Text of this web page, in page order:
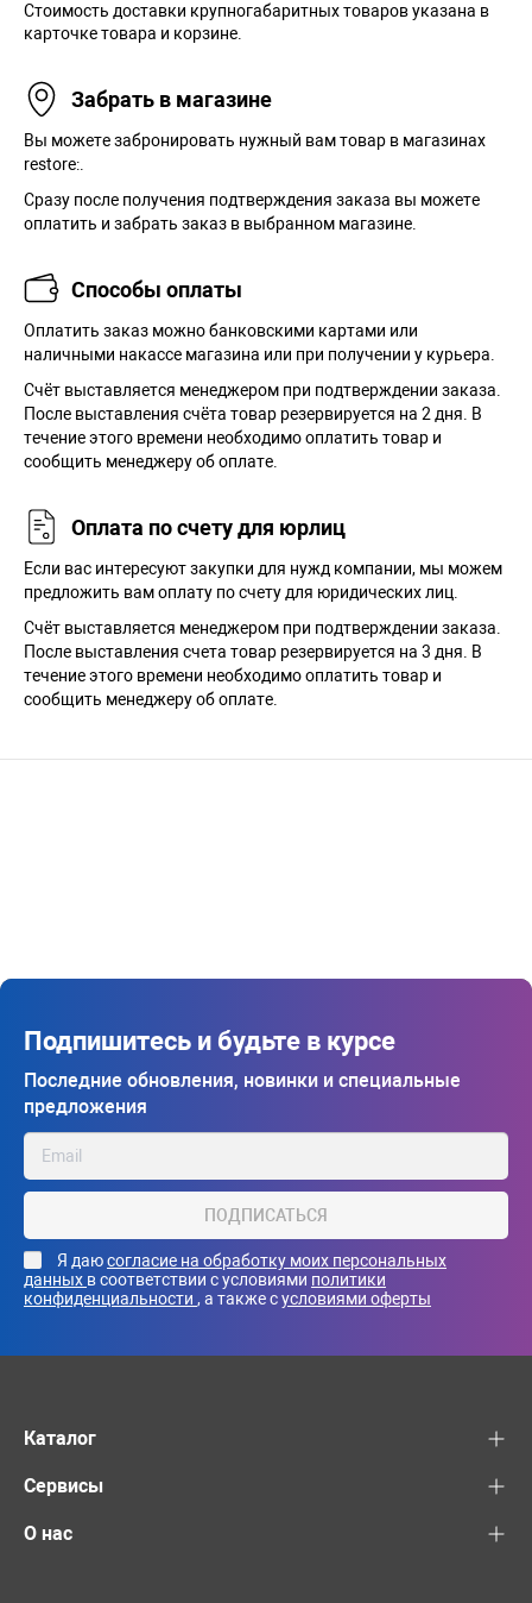
Стоимость доставки крупногабаритных товаров указана в
карточке товара и корзине.
Забрать в магазине
Вы можете забронировать нужный вам товар в магазинах
restore:.
Сразу после получения подтверждения заказа вы можете
оплатить и забрать заказ в выбранном магазине.
Способы оплаты
Оплатить заказ можно банковскими картами или
наличными накассе магазина или при получении у курьера.
Cчёт выставляется менеджером при подтверждении заказа.
После выставления счёта товар резервируется на 2 дня. В
течение этого времени необходимо оплатить товар и
сообщить менеджеру об оплате.
Оплата по счету для юрлиц
Если вас интересуют закупки для нужд компании, мы можем
предложить вам оплату по счету для юридических лиц.
Счёт выставляется менеджером при подтверждении заказа.
После выставления счета товар резервируется на 3 дня. В
течение этого времени необходимо оплатить товар и
сообщить менеджеру об оплате.
Подпишитесь и будьте в курсе
Последние обновления, новинки и специальные
предложения
ПОДПИСАТЬСЯ
Я даюсогласие на обработку моих персональных
данных в соответствии с условиями политики
конфиденциальности , а также сусловиями оферты
Каталог
Сервисы
О нас